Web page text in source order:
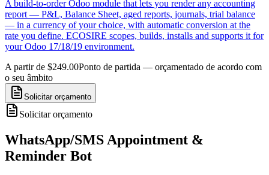
A build-to-order Odoo module that lets you render any accounting
report — P&L, Balance Sheet, aged reports, journals, trial balance
— in a currency of your choice, with automatic conversion at the
rate you define. ECOSIRE scopes, builds, installs and supports it for
your Odoo 17/18/19 environment.
A partir de $249.00Ponto de partida — orçamentado de acordo com
o seu âmbito
Solicitar orçamento
Solicitar orçamento
WhatsApp/SMS Appointment &
Reminder Bot